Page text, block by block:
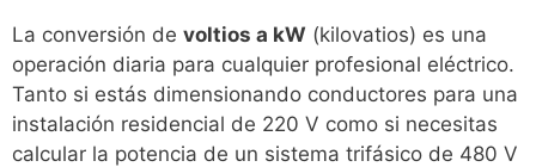
La conversión de voltios a kW (kilovatios) es una
operación diaria para cualquier profesional eléctrico.
Tanto si estás dimensionando conductores para una
instalación residencial de 220 V como si necesitas
calcular la potencia de un sistema trifásico de 480 V